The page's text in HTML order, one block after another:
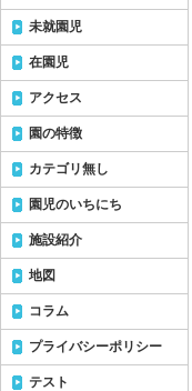
未就園児
在園児
アクセス
園の特徴
カテゴリ無し
園児のいちにち
施設紹介
地図
コラム
プライバシーポリシー
テスト